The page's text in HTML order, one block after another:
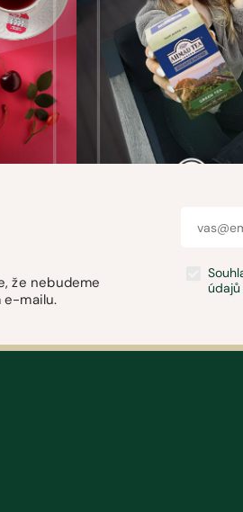
že nebudeme
e-mailu.
údajů